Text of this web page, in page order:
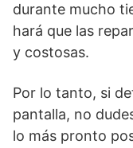
durante mucho
hará que las
y costosas.
Por lo tanto, si
pantalla, no
lo más pronto